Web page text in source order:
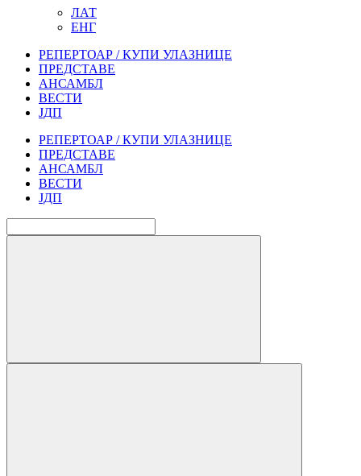
ЛАТ
ЕНГ
РЕПЕРТОАР / КУПИ УЛАЗНИЦЕ
ПРЕДСТАВЕ
АНСАМБЛ
ВЕСТИ
ЈДП
РЕПЕРТОАР / КУПИ УЛАЗНИЦЕ
ПРЕДСТАВЕ
АНСАМБЛ
ВЕСТИ
ЈДП